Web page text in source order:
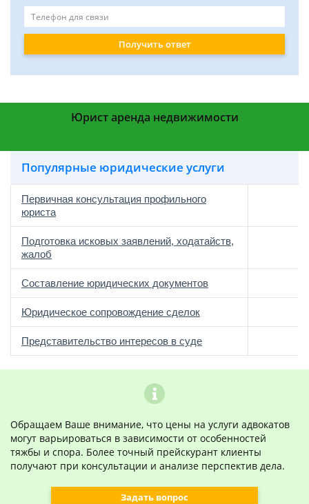
Получить ответ
Юрист аренда недвижимости
Популярные юридические услуги
Первичная консультация профильного
юриста
Подготовка исковых заявлений, ходатайств,
жалоб
Составление юридических документов
Юридическое сопровождение сделок
Представительство интересов в суде
Обращаем Ваше внимание, что цены на услуги адвокатов
могут варьироваться в зависимости от особенностей
тяжбы и спора. Более точный прейскурант клиенты
получают при консультации и анализе перспектив дела.
Задать вопрос